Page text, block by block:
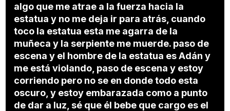
algo que me atrae a la fuerza hacia la
estatua y no me deja ir para atrás, cuando
toco la estatua esta me agarra de la
muñeca y la serpiente me muerde. paso de
escena y el hombre de la estatua es Adán y
me está violando, paso de escena y estoy
corriendo pero no se en donde todo esta
oscuro, y estoy embarazada como a punto
de dar a luz, sé que él bebe que cargo es el